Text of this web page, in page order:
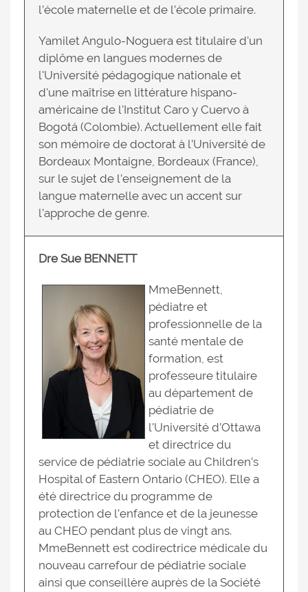
l’école maternelle et de l’école primaire.
Yamilet Angulo-Noguera est titulaire d'un
diplôme en langues modernes de
l'Université pédagogique nationale et
d'une maîtrise en littérature hispano-
américaine de l'Institut Caro y Cuervo à
Bogotá (Colombie). Actuellement elle fait
son mémoire de doctorat à l’Université de
Bordeaux Montaigne, Bordeaux (France),
sur le sujet de l’enseignement de la
langue maternelle avec un accent sur
l’approche de genre.
Dre Sue BENNETT
MmeBennett,
pédiatre et
professionnelle de la
santé mentale de
formation, est
professeure titulaire
au département de
pédiatrie de
l’Université d’Ottawa
et directrice du
service de pédiatrie sociale au Children’s
Hospital of Eastern Ontario (CHEO). Elle a
été directrice du programme de
protection de l’enfance et de la jeunesse
au CHEO pendant plus de vingt ans.
MmeBennett est codirectrice médicale du
nouveau carrefour de pédiatrie sociale
ainsi que conseillère auprès de la Société